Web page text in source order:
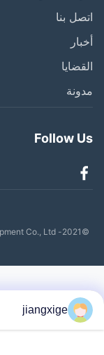
بنا
Follow
jiangxige